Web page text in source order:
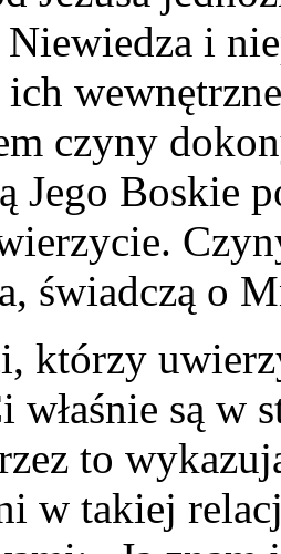
Niewiedza i
ich
czyny
Jego Boskie
świadczą o
którzy
są w
to
w takiej